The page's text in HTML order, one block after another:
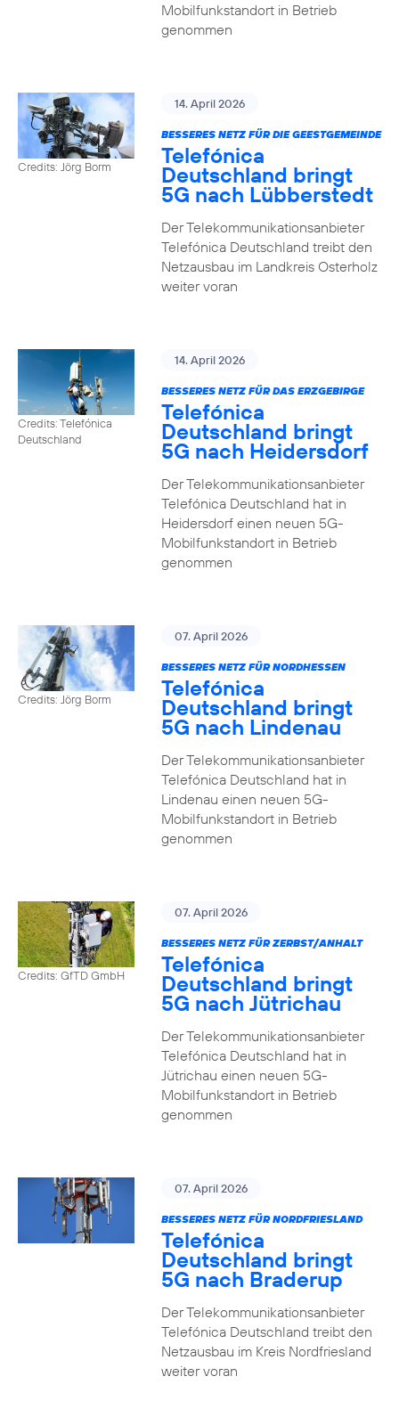
Mobilfunkstandort in Betrieb
genommen
Credits: Jörg Borm
14. April 2026
BESSERES NETZ FÜR DIE GEESTGEMEINDE
Telefónica
Deutschland bringt
5G nach Lübberstedt
Der Telekommunikationsanbieter
Telefónica Deutschland treibt den
Netzausbau im Landkreis Osterholz
weiter voran
Credits: Telefónica
Deutschland
14. April 2026
BESSERES NETZ FÜR DAS ERZGEBIRGE
Telefónica
Deutschland bringt
5G nach Heidersdorf
Der Telekommunikationsanbieter
Telefónica Deutschland hat in
Heidersdorf einen neuen 5G-
Mobilfunkstandort in Betrieb
genommen
Credits: Jörg Borm
07. April 2026
BESSERES NETZ FÜR NORDHESSEN
Telefónica
Deutschland bringt
5G nach Lindenau
Der Telekommunikationsanbieter
Telefónica Deutschland hat in
Lindenau einen neuen 5G-
Mobilfunkstandort in Betrieb
genommen
Credits: GfTD GmbH
07. April 2026
BESSERES NETZ FÜR ZERBST/ANHALT
Telefónica
Deutschland bringt
5G nach Jütrichau
Der Telekommunikationsanbieter
Telefónica Deutschland hat in
Jütrichau einen neuen 5G-
Mobilfunkstandort in Betrieb
genommen
07. April 2026
BESSERES NETZ FÜR NORDFRIESLAND
Telefónica
Deutschland bringt
5G nach Braderup
Der Telekommunikationsanbieter
Telefónica Deutschland treibt den
Netzausbau im Kreis Nordfriesland
weiter voran